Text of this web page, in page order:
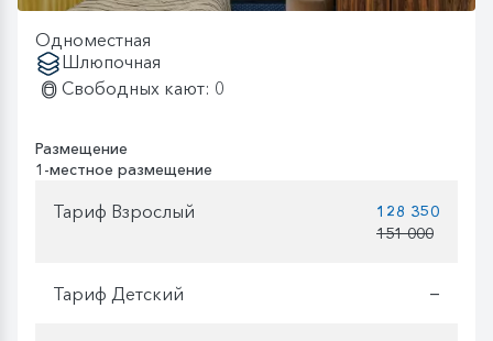
Одноместная
Шлюпочная
Свободных кают: 0
Размещение
1-местное размещение
Тариф Взрослый
128 350
151 000
Тариф Детский —